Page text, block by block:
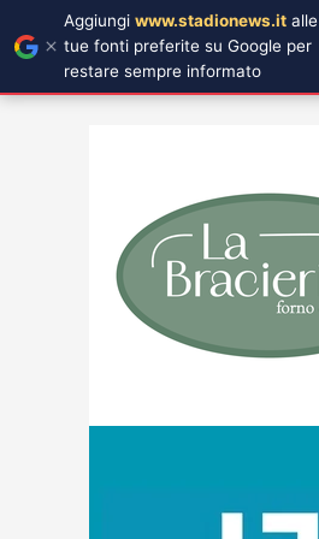
Aggiungi www.stadionews.it alle
tue fonti preferite su Google per
restare sempre informato